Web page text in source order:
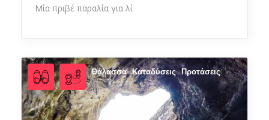
Μία πριβέ παραλία για λί
Θάλασσα Καταδύσεις Προτάσεις